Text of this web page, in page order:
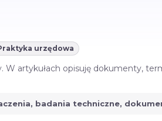
urzędowa
W artykułach opisuję dokumenty,
badania techniczne,